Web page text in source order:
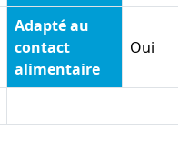
Adapté au
contact
alimentaire
Oui